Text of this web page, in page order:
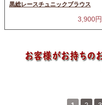
黒総レースチュニックブラウス
3,900円